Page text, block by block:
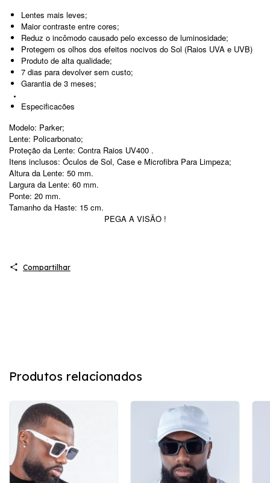
Lentes mais leves;
Maior contraste entre cores;
Reduz o incômodo causado pelo excesso de luminosidade;
Protegem os olhos dos efeitos nocivos do Sol (Raios UVA e UVB)
Produto de alta qualidade;
7 dias para devolver sem custo;
Garantia de 3 meses;
Especificacões
Modelo: Parker;
Lente: Policarbonato;
Proteção da Lente: Contra Raios UV400 .
Itens inclusos: Óculos de Sol, Case e Microfibra Para Limpeza;
Altura da Lente: 50 mm.
Largura da Lente: 60 mm.
Ponte: 20 mm.
Tamanho da Haste: 15 cm.
PEGA A VISÃO !
Compartilhar
Produtos relacionados